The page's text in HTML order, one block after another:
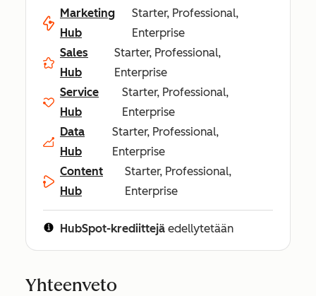
Marketing
Hub
Starter, Professional,
Enterprise
Sales
Hub
Starter, Professional,
Enterprise
Service
Hub
Starter, Professional,
Enterprise
Data
Hub
Starter, Professional,
Enterprise
Content
Hub
Starter, Professional,
Enterprise
HubSpot-krediittejä edellytetään
Yhteenveto